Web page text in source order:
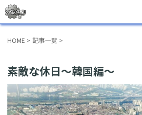
HOME > 記事一覧 >
素敵な休日～韓国編～